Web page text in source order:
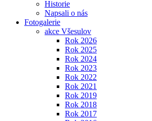
Historie
Napsali o nás
Fotogalerie
akce Všesulov
Rok 2026
Rok 2025
Rok 2024
Rok 2023
Rok 2022
Rok 2021
Rok 2019
Rok 2018
Rok 2017